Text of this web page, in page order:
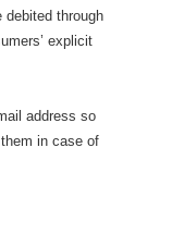
debited through
explicit
address so
in case of